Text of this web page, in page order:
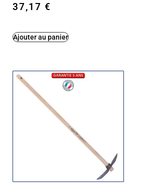
5.00
sur 5
37,17€
Ajouter au panier